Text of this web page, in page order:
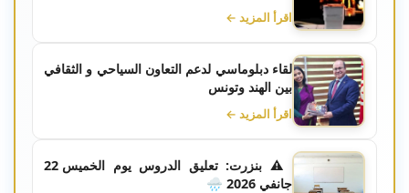
اقرأ المزيد ←
لقاء دبلوماسي لدعم التعاون السياحي و الثقافي
بين الهند وتونس
اقرأ المزيد ←
⚠️ بنزرت: تعليق الدروس يوم الخميس 22
جانفي 2026 🌧️